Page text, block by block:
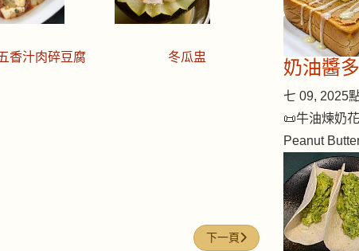
香汁肉碎豆腐 冬瓜盅
下一篇文章: 今日煮意 (#227)
下一頁
奶油醬
七 09, 2025
📜牛油煉奶
Peanut